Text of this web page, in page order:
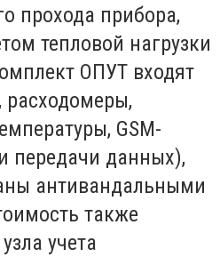
прохода прибора,
тепловой нагрузки
ОПУТ входят
расходомеры,
GSM-
передачи данных),
антивандальными
также
учета